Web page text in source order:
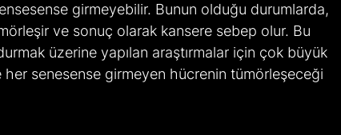
girmeyebilir. Bunun olduğu durumlarda,
ve sonuç olarak kansere sebep olur. Bu
üzerine yapılan araştırmalar için çok büyük
senesense girmeyen hücrenin tümörleşeceği